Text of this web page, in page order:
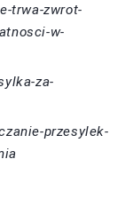
trwa-zwrot-
w-
za-
przesylek-